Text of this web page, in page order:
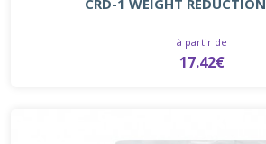
à partir de
17.42€